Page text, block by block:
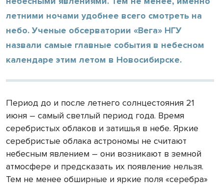
летними ночами удобнее всего смотреть на
небо. Ученые обсерватории «Вега» НГУ
назвали самые главные события в небесном
календаре этим летом в Новосибирске.
Период до и после летнего солнцестояния 21
июня – самый светлый период года. Время
серебристых облаков и затишья в небе. Яркие
серебристые облака астрономы не считают
небесным явлением – они возникают в земной
атмосфере и предсказать их появление нельзя.
Тем не менее обширные и яркие поля «серебра»